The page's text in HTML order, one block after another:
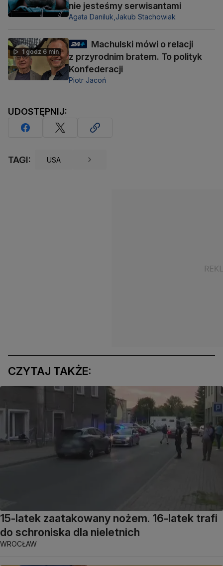
nie jesteśmy serwisantami
Agata Daniluk, Jakub Stachowiak
1 godz 6 min
Machulski mówi o relacji
z przyrodnim bratem. To polityk
Konfederacji
Piotr Jacoń
UDOSTĘPNIJ:
TAGI: USA
CZYTAJ TAKŻE:
15-latek zaatakowany nożem. 16-latek trafi
do schroniska dla nieletnich
WROCŁAW